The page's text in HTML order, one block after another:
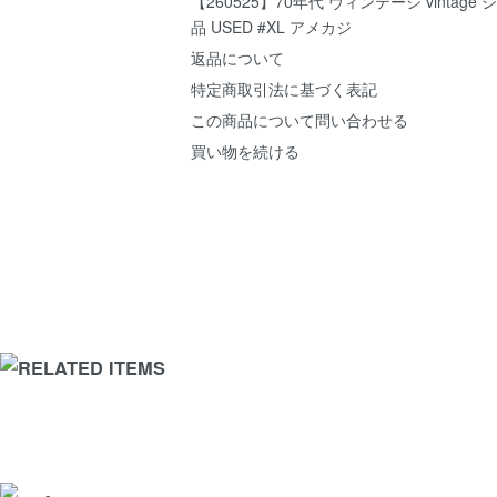
品 USED #XL アメカジ
返品について
特定商取引法に基づく表記
この商品について問い合わせる
買い物を続ける